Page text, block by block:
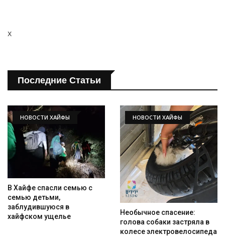
x
Последние Статьи
НОВОСТИ ХАЙФЫ
В Хайфе спасли семью с
семью детьми,
заблудившуюся в
хайфском ущелье
НОВОСТИ ХАЙФЫ
Необычное спасение:
голова собаки застряла в
колесе электровелосипеда